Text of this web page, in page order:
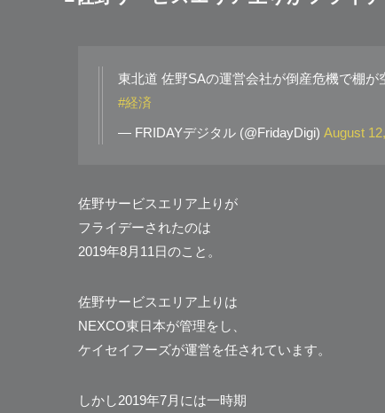
東北道 佐野SAの運営会社が倒産危機で棚
#経済
— FRIDAYデジタル (@FridayDigi) August
佐野サービスエリア上りが
フライデーされたのは
2019年8月11日のこと。
佐野サービスエリア上りは
NEXCO東日本が管理をし、
ケイセイフーズが運営を任されています。
しかし2019年7月には一時期